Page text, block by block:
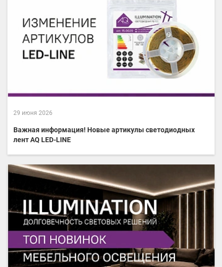
29 июня 2026
Важная информация! Новые артикулы светодиодных
лент AQ LED-LINE